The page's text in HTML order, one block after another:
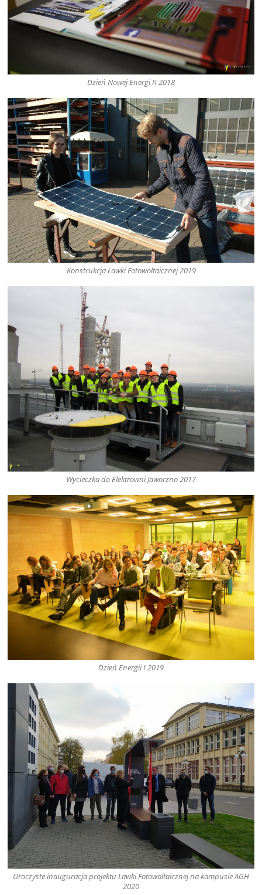
Dzień Nowej Energi II 2018
Konstrukcja Ławki Fotowoltaicznej 2019
Wycieczka do Elektrowni Jaworzno 2017
Dzień Energii I 2019
Uroczyste inauguracja projektu Ławki Fotowoltaicznej na kampusie AGH
2020